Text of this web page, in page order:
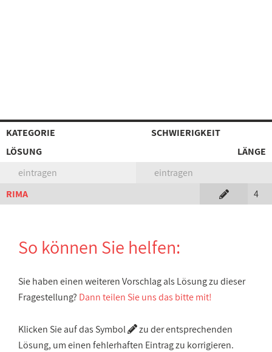
KATEGORIE
SCHWIERIGKEIT
LÖSUNG
LÄNGE
eintragen
eintragen
RIMA
4
So können Sie helfen:
Sie haben einen weiteren Vorschlag als Lösung zu dieser
Fragestellung? Dann teilen Sie uns das bitte mit!
Klicken Sie auf das Symbol
zu der entsprechenden
Lösung, um einen fehlerhaften Eintrag zu korrigieren.